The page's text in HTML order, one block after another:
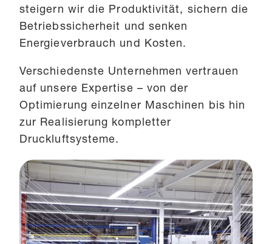
steigern wir die Produktivität, sichern die
Betriebssicherheit und senken
Energieverbrauch und Kosten.
Verschiedenste Unternehmen vertrauen
auf unsere Expertise – von der
Optimierung einzelner Maschinen bis hin
zur Realisierung kompletter
Druckluftsysteme.